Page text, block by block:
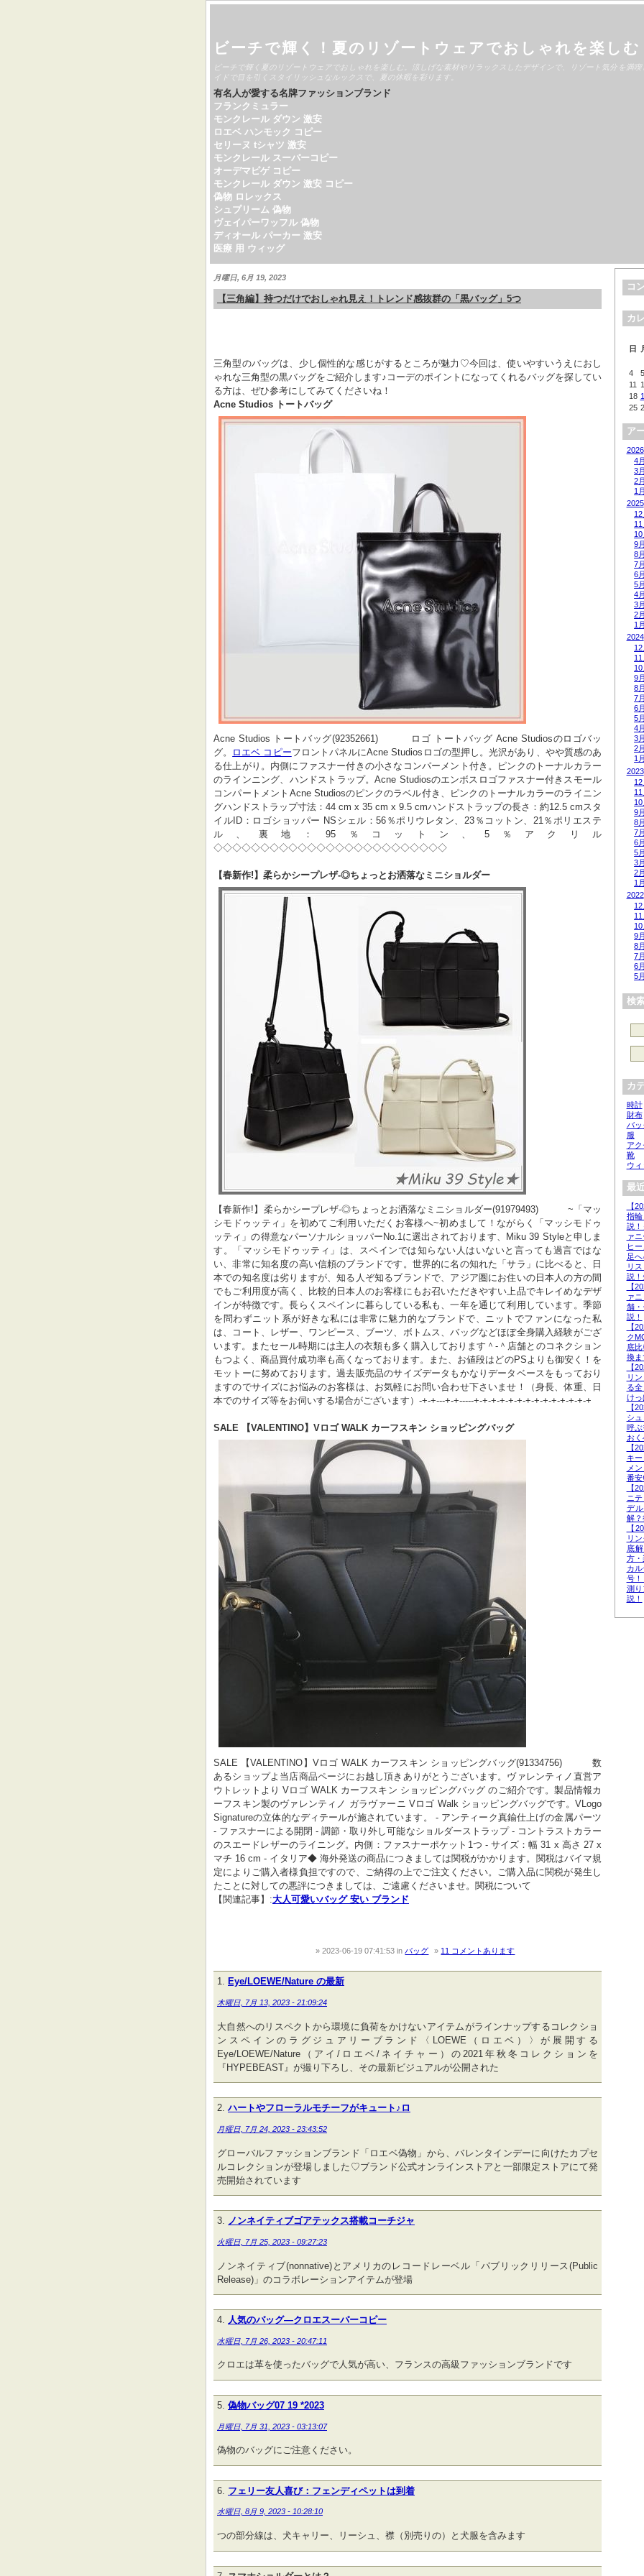
ビーチで輝く！夏のリゾートウェアでおしゃれを楽しむ
ビーチで輝く夏のリゾートウェアでおしゃれを楽しむ。涼しげな素材やリラックスしたデザインで、リゾート気分を満
イドで目を引くスタイリッシュなルックスで、夏の休暇を彩ります。
有名人が愛する名牌ファッションブランド
フランクミュラー
モンクレール ダウン 激安
ロエベ ハンモック コピー
セリーヌ tシャツ 激安
モンクレール スーパーコピー
オーデマピゲ コピー
モンクレール ダウン 激安 コピー
偽物 ロレックス
シュプリーム 偽物
ヴェイパーワッフル 偽物
ディオール パーカー 激安
医療 用 ウィッグ
月曜日, 6月 19, 2023
【三角編】持つだけでおしゃれ見え！トレンド感抜群の「黒バッグ」5つ
三角型のバッグは、少し個性的な感じがするところが魅力♡今回は、使いやすいうえにおし
ゃれな三角型の黒バッグをご紹介します♪コーデのポイントになってくれるバッグを探してい
る方は、ぜひ参考にしてみてくださいね！
Acne Studios トートバッグ
Acne Studios トートバッグ(92352661)          ロゴ トートバッグ Acne Studiosのロゴバッ
グ。
ロエベ コピーフロントパネルにAcne Studiosロゴの型押し。光沢があり、やや質感のあ
る仕上がり。内側にファスナー付きの小さなコンパーメント付き。ピンクのトーナルカラー
のラインニング、ハンドストラップ。Acne Studiosのエンボスロゴファスナー付きスモール
コンパートメントAcne Studiosのピンクのラベル付き、ピンクのトーナルカラーのライニン
グハンドストラップ寸法：44 cm x 35 cm x 9.5 cmハンドストラップの長さ：約12.5 cmスタ
イルID：ロゴショッパー NSシェル：56％ポリウレタン、23％コットン、21％ポリエステ
ル、裏地：95％コットン、5％アクリル
◇◇◇◇◇◇◇◇◇◇◇◇◇◇◇◇◇◇◇◇◇◇◇◇◇
【春新作!】柔らかシープレザ-◎ちょっとお洒落なミニショルダー
【春新作!】柔らかシープレザ-◎ちょっとお洒落なミニショルダー(91979493)          ~「マッ
シモドゥッティ」を初めてご利用いただくお客様へ~初めまして！ながらく「マッシモドゥ
ッティ」の得意なパーソナルショッパーNo.1に選出されております、Miku 39 Styleと申しま
す。「マッシモドゥッティ」は、スペインでは知らない人はいないと言っても過言ではな
い、非常に知名度の高い信頼のブランドです。世界的に名の知れた「サラ」に比べると、日
本での知名度は劣りますが、知る人ぞ知るブランドで、アジア圏にお住いの日本人の方の間
でもご利用度が高く、比較的日本人のお客様にもお召いただきやすい上品でキレイめなデザ
インが特徴です。長らくスペインに暮らしている私も、一年を通じて利用しています。季節
を問わずニット系が好きな私には非常に魅力的なブランドで、ニットでファンになった私
は、コート、レザー、ワンピース、ブーツ、ボトムス、バッグなどほぼ全身購入経験がござ
います。またセール時期には主人の衣類も多く購入しております＾-＾店舗とのコネクション
もつよく、商品買付成功率も高くなっております。また、お値段はどのPSよりも御安く！を
モットーに努めております。過去販売品のサイズデータもかなりデータベースをもっており
ますのでサイズにお悩みのお客様は、お気軽にお問い合わせ下さいませ！（身長、体重、日
本でのサイズ等をお伺いする場合がございます）-+-+---+-+-----+-+-+-+-+-+-+-+-+-+-+-+-+-+
SALE 【VALENTINO】Vロゴ WALK カーフスキン ショッピングバッグ
SALE 【VALENTINO】Vロゴ WALK カーフスキン ショッピングバッグ(91334756)          数
あるショップよ当店商品ページにお越し頂きありがとうございます。ヴァレンティノ直営ア
ウトレットより Vロゴ WALK カーフスキン ショッピングバッグ のご紹介です。製品情報カ
ーフスキン製のヴァレンティノ ガラヴァーニ Vロゴ Walk ショッピングバッグです。VLogo
Signatureの立体的なディテールが施されています。 - アンティーク真鍮仕上げの金属パーツ
- ファスナーによる開閉 - 調節・取り外し可能なショルダーストラップ - コントラストカラー
のスエードレザーのライニング。内側：ファスナーポケット1つ - サイズ：幅 31 x 高さ 27 x
マチ 16 cm - イタリア◆ 海外発送の商品につきましては関税がかかります。関税はバイマ規
定によりご購入者様負担ですので、ご納得の上でご注文ください。ご購入品に関税が発生し
たことに対しての悪評につきましては、ご遠慮くださいませ。関税について
【関連記事】:大人可愛いバッグ 安い ブランド
2023-06-19 07:41:53inバッグ 11 コメントあります
Eye/LOEWE/Nature の最新
木曜日, 7月 13, 2023 - 21:09:24
大自然へのリスペクトから環境に負荷をかけないアイテムがラインナップするコレクショ
ンスペインのラグジュアリーブランド〈LOEWE（ロエベ）〉が展開する
Eye/LOEWE/Nature（アイ/ロエベ/ネイチャー）の2021年秋冬コレクションを
『HYPEBEAST』が撮り下ろし、その最新ビジュアルが公開された
ハートやフローラルモチーフがキュート♪ロ
月曜日, 7月 24, 2023 - 23:43:52
グローバルファッションブランド「ロエベ偽物」から、バレンタインデーに向けたカプセ
ルコレクションが登場しました♡ブランド公式オンラインストアと一部限定ストアにて発
売開始されています
ノンネイティブゴアテックス搭載コーチジャ
火曜日, 7月 25, 2023 - 09:27:23
ノンネイティブ(nonnative)とアメリカのレコードレーベル「パブリックリリース(Public
Release)」のコラボレーションアイテムが登場
人気のバッグ—クロエスーパーコピー
水曜日, 7月 26, 2023 - 20:47:11
クロエは革を使ったバッグで人気が高い、フランスの高級ファッションブランドです
偽物バッグ07 19 *2023
月曜日, 7月 31, 2023 - 03:13:07
偽物のバッグにご注意ください。
フェリー友人喜び：フェンディペットは到着
水曜日, 8月 9, 2023 - 10:28:10
つの部分線は、犬キャリー、リーシュ、襟（別売りの）と犬服を含みます
コ
カ
日
4
5
11
18
25
ア
2026
4月
3月
2月
1月
2025
12
11
10
9月
8月
7月
6月
5月
4月
3月
2月
1月
2024
12
11
10
9月
8月
7月
6月
5月
4月
3月
2月
1月
2023
12
11
10
9月
8月
7月
6月
5月
3月
2月
1月
2022
12
11
10
9月
8月
7月
6月
5月
検
カ
時計
財布
バッ
服
ア
靴
ウ
最
【
指
説
ァ
ヒ
足
リ
説！
【
ァ
舗
説！
【
ク
底
換ま
【
リ
る
けっ
【
シ
呼
お
【
キ
メ
番安
【
ニ
デ
解？
【
リ
底
方・
カ
号
測
説！